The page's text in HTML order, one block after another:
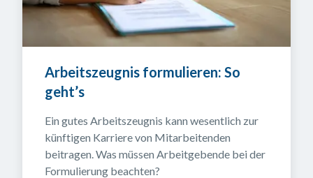
Arbeitszeugnis formulieren: So
geht’s
Ein gutes Arbeitszeugnis kann wesentlich zur
künftigen Karriere von Mitarbeitenden
beitragen. Was müssen Arbeitgebende bei der
Formulierung beachten?